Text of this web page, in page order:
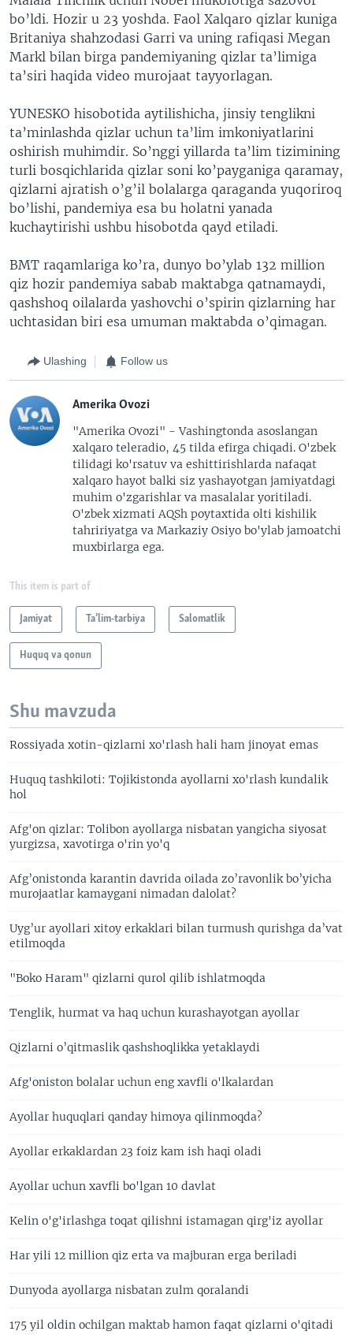
bo’ldi. Hozir u 23 yoshda. Faol Xalqaro qizlar kuniga
Britaniya shahzodasi Garri va uning rafiqasi Megan
Markl bilan birga pandemiyaning qizlar ta’limiga
ta’siri haqida video murojaat tayyorlagan.
YUNESKO hisobotida aytilishicha, jinsiy tenglikni
ta’minlashda qizlar uchun ta’lim imkoniyatlarini
oshirish muhimdir. So’nggi yillarda ta’lim tizimining
turli bosqichlarida qizlar soni ko’payganiga qaramay,
qizlarni ajratish o’g’il bolalarga qaraganda yuqoriroq
bo’lishi, pandemiya esa bu holatni yanada
kuchaytirishi ushbu hisobotda qayd etiladi.
BMT raqamlariga ko’ra, dunyo bo’ylab 132 million
qiz hozir pandemiya sabab maktabga qatnamaydi,
qashshoq oilalarda yashovchi o’spirin qizlarning har
uchtasidan biri esa umuman maktabda o’qimagan.
Ulashing Follow us
Amerika Ovozi
"Amerika Ovozi" - Vashingtonda asoslangan
xalqaro teleradio, 45 tilda efirga chiqadi. O'zbek
tilidagi ko'rsatuv va eshittirishlarda nafaqat
xalqaro hayot balki siz yashayotgan jamiyatdagi
muhim o'zgarishlar va masalalar yoritiladi.
O'zbek xizmati AQSh poytaxtida olti kishilik
tahririyatga va Markaziy Osiyo bo'ylab jamoatchi
muxbirlarga ega.
This item is part of
Jamiyat Ta’lim-tarbiya Salomatlik
Huquq va qonun
Shu mavzuda
Rossiyada xotin-qizlarni xo'rlash hali ham jinoyat emas
Huquq tashkiloti: Tojikistonda ayollarni xo'rlash kundalik
hol
Afg'on qizlar: Tolibon ayollarga nisbatan yangicha siyosat
yurgizsa, xavotirga o'rin yo'q
Afg’onistonda karantin davrida oilada zo’ravonlik bo’yicha
murojaatlar kamaygani nimadan dalolat?
Uyg’ur ayollari xitoy erkaklari bilan turmush qurishga da’vat
etilmoqda
"Boko Haram" qizlarni qurol qilib ishlatmoqda
Tenglik, hurmat va haq uchun kurashayotgan ayollar
Qizlarni o’qitmaslik qashshoqlikka yetaklaydi
Afg'oniston bolalar uchun eng xavfli o'lkalardan
Ayollar huquqlari qanday himoya qilinmoqda?
Ayollar erkaklardan 23 foiz kam ish haqi oladi
Ayollar uchun xavfli bo'lgan 10 davlat
Kelin o'g'irlashga toqat qilishni istamagan qirg'iz ayollar
Har yili 12 million qiz erta va majburan erga beriladi
Dunyoda ayollarga nisbatan zulm qoralandi
175 yil oldin ochilgan maktab hamon faqat qizlarni o'qitadi